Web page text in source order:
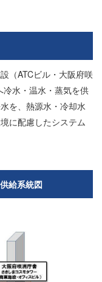
（ATCビル・大阪府咲
水・温水・蒸気を供
を、熱源水・冷却水
に配慮したシステム
給系統図